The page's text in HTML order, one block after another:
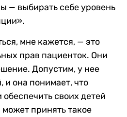
— выбирать себе уровень
мне кажется, — это
прав пациенток. Они
Допустим, у нее
и она понимает, что
своих детей
принять такое